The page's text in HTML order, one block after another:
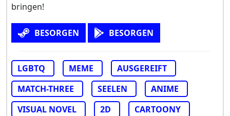
bringen!
BESORGEN BESORGEN
LGBTQ MEME
AUSGEREIFT
MATCH-THREE
SEELEN
ANIME
VISUAL NOVEL
2D
CARTOONY